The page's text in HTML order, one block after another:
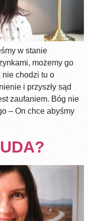
w stanie
możemy go
chodzi tu o
i przyszły sąd
zaufaniem. Bóg nie
– On chce abyśmy